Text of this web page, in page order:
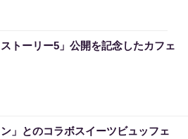
ストーリー5」公開を記念したカフェ
ン」とのコラボスイーツビュッフェ